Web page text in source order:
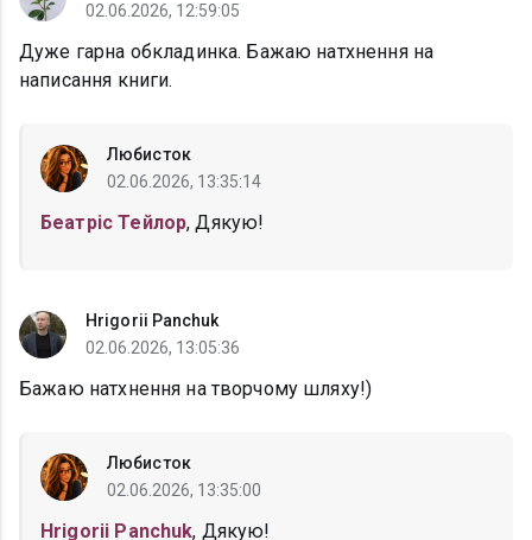
02.06.2026, 12:59:05
Дуже гарна обкладинка. Бажаю натхнення на
написання книги.
Любисток
02.06.2026, 13:35:14
Беатріс Тейлор, Дякую!
Hrigorii Panchuk
02.06.2026, 13:05:36
Бажаю натхнення на творчому шляху!)
Любисток
02.06.2026, 13:35:00
Hrigorii Panchuk, Дякую!